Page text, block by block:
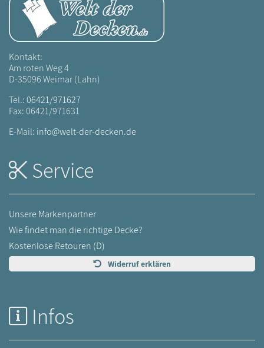
Kontakt:
Am roten Weg 4
D-35096 Weimar (Lahn)
Tel.:06421/971627
Fax: 06421/971631
E-Mail: info@welt-der-decken.de
Service
Unsere Markenpartner
Wie findet man die richtige Decke?
Kostenlose Retouren (D)
Widerruf erklären
Infos